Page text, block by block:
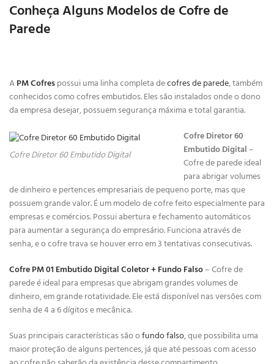
Conheça Alguns Modelos de Cofre de
Parede
APM Cofrespossui uma linha completa decofres de parede, também
conhecidos como cofres embutidos. Eles são instalados onde o dono
da empresa desejar, possuem segurança máxima e total garantia.
Cofre Diretor 60 Embutido Digital
Cofre Diretor 60
Embutido Digital–
Cofre de parede ideal
para abrigar volumes
de dinheiro e pertences empresariais de pequeno porte, mas que
possuem grande valor. É um modelo de cofre feito especialmente para
empresas e comércios. Possui abertura e fechamento automáticos
para aumentar a segurança do empresário. Funciona através de
senha, e o cofre trava se houver erro em 3 tentativas consecutivas.
Cofre PM 01 Embutido Digital Coletor + Fundo Falso– Cofre de
parede é ideal para empresas que abrigam grandes volumes de
dinheiro, em grande rotatividade. Ele está disponível nas versões com
senha de 4 a 6 dígitos e mecânica.
Suas principais características são ofundo falso, que possibilita uma
maior proteção de alguns pertences, já que até pessoas com acesso